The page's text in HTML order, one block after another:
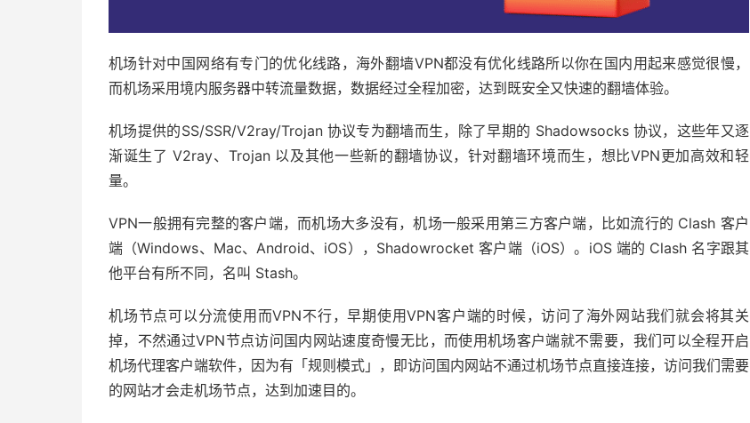
机场针对中国网络有专门的优化线路，海外翻墙VPN都没有优化线路所以你在国内用起来感觉很慢，
而机场采用境内服务器中转流量数据，数据经过全程加密，达到既安全又快速的翻墙体验。
机场提供的SS/SSR/V2ray/Trojan 协议专为翻墙而生，除了早期的 Shadowsocks 协议，这些年又逐
渐诞生了 V2ray、Trojan 以及其他一些新的翻墙协议，针对翻墙环境而生，想比VPN更加高效和轻
量。
VPN一般拥有完整的客户端，而机场大多没有，机场一般采用第三方客户端，比如流行的 Clash 客户
端（Windows、Mac、Android、iOS），Shadowrocket 客户端（iOS）。iOS 端的 Clash 名字跟其
他平台有所不同，名叫 Stash。
机场节点可以分流使用而VPN不行，早期使用VPN客户端的时候，访问了海外网站我们就会将其关
掉，不然通过VPN节点访问国内网站速度奇慢无比，而使用机场客户端就不需要，我们可以全程开启
机场代理客户端软件，因为有「规则模式」，即访问国内网站不通过机场节点直接连接，访问我们需要
的网站才会走机场节点，达到加速目的。